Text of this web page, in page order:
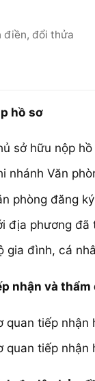
điền, đổi thửa
hồ sơ
sở hữu nộp
nhánh Văn
phòng đăng
địa phương đã
gia đình, cá
nhận và
quan tiếp
quan tiếp